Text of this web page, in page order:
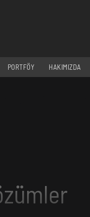
PORTFÖY HAKIMIZDA